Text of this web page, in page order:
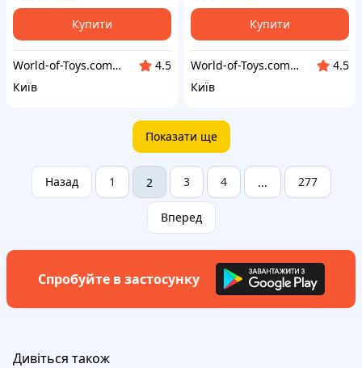
Купити
World-of-Toys.com.ua
4.5
Київ
Купити
World-of-Toys.com.ua
4.5
Київ
Показати ще
Назад 1 2 3 4 ... 277
Вперед
Спробуйте в застосунку
Дивіться також